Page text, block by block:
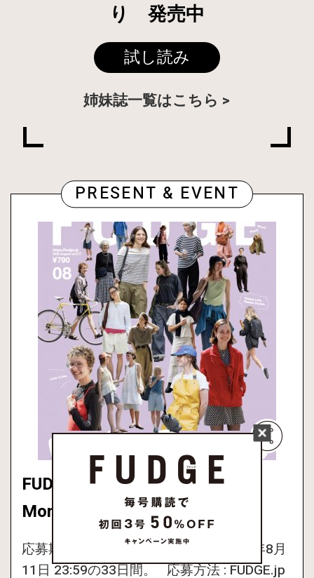
り 発売中
試し読み
姉妹誌一覧はこちら
PRESENT & EVENT
FUDGE vol.277 2026年8月号
Monthly Present
応募期間 : 2026年7月10日0:00〜 2026年8月
11日 23:59の33日間。 応募方法 : FUDGE.jp